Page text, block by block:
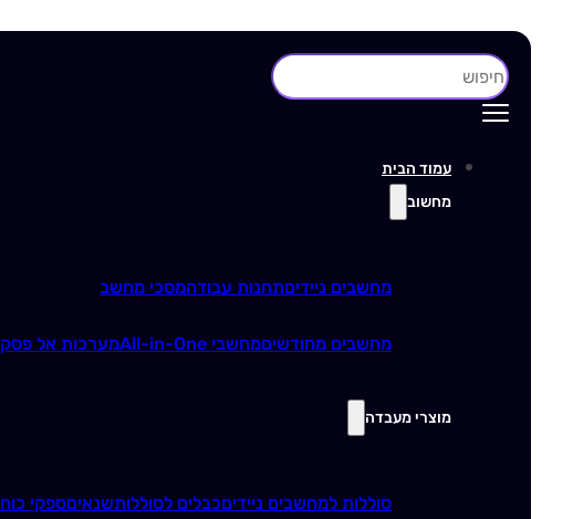
חיפוש
עמוד הבית
מחשוב
מחשבים ניידיםתחנות עבודהמסכי מחשב
מחשבים מחודשיםמחשבי All-in-One מערכות אל פסק
מוצרי מעבדה
סוללות למחשבים ניידיםכבלים לסוללותשנאיםספקי כוח